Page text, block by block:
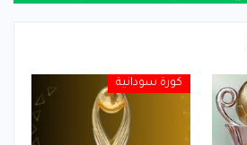
كورة سودانية